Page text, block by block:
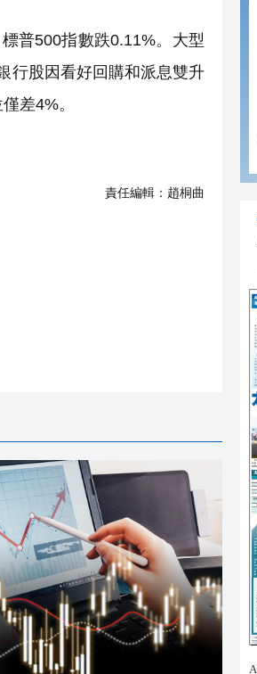
普500指數跌0.11%。大型
行股因看好回購和派息雙升
差4%。
責任編輯： 趙桐曲